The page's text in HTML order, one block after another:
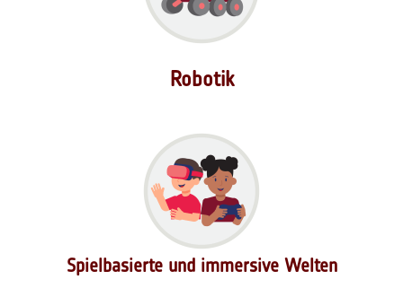
Robotik
Spielbasierte und immersive Welten